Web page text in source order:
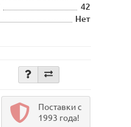
42
Нет
Поставки с
1993 года!